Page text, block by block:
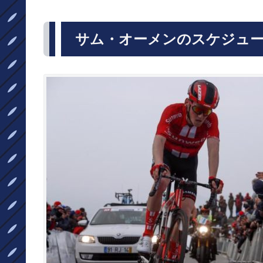
サム・オーメンのスケジュ